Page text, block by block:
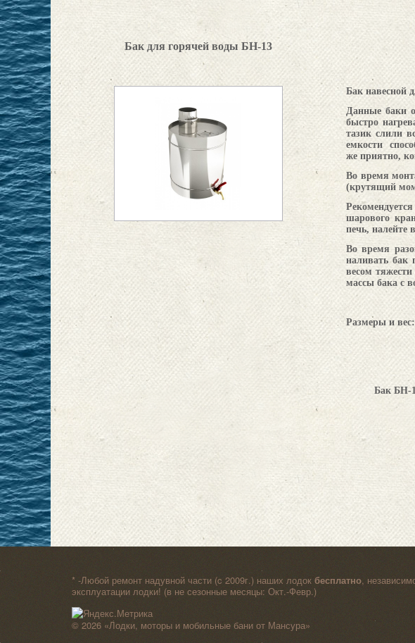
Бак для горячей воды БН-13
Бак навесной
Данные баки
быстро
тазик слили
емкости
же приятно,
Во время
(крутящий
шарового
печь, налейте
Во время
наливать бак
весом
массы бака с
Размеры и вес:
Бак БН-
* -Любой ремонт надувной части (c 2009г.) наших лодок бесплатно,
эксплуатации лодки! (в не сезонные месяцы: Окт.-Февр.)
© 2026 «Лодки, моторы и мобильные бани от Мансура»